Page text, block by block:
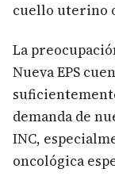
cuello uterino
La
Nueva EPS
demanda de
INC,
oncológica